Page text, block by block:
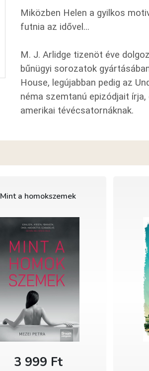
Miközben Helen a gyilkos
futnia az idővel...
M. J. Arlidge tizenöt éve
bűnügyi sorozatok
House, legújabban pedig az
néma szemtanú epizódjait
amerikai tévécsatornáknak.
Mint a homokszemek
3 999 Ft